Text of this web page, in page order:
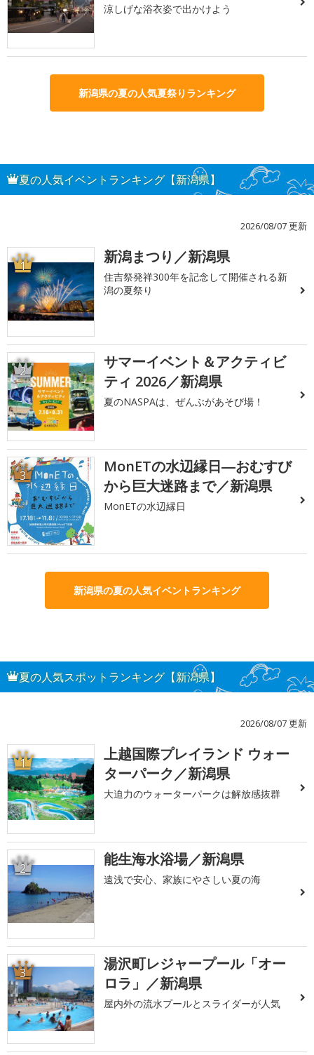
涼しげな浴衣姿で出かけよう
新潟県の夏の人気夏祭りランキング
夏の人気イベントランキング【新潟県】
2026/08/07 更新
1 新潟まつり／新潟県
住吉祭発祥300年を記念して開催される新
潟の夏祭り
2
サマーイベント＆アクティビ
ティ 2026／新潟県
夏のNASPAは、ぜんぶがあそび場！
3
MonETの水辺縁日―おむすび
から巨大迷路まで／新潟県
MonETの水辺縁日
新潟県の夏の人気イベントランキング
夏の人気スポットランキング【新潟県】
2026/08/07 更新
1
上越国際プレイランド ウォー
ターパーク／新潟県
大迫力のウォーターパークは解放感抜群
2 能生海水浴場／新潟県
遠浅で安心、家族にやさしい夏の海
3
湯沢町レジャープール「オー
ロラ」／新潟県
屋内外の流水プールとスライダーが人気